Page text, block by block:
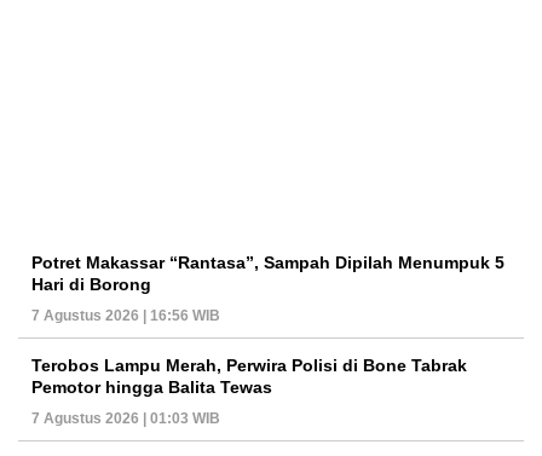
Potret Makassar “Rantasa”, Sampah Dipilah Menumpuk 5
Hari di Borong
7 Agustus 2026 | 16:56 WIB
Terobos Lampu Merah, Perwira Polisi di Bone Tabrak
Pemotor hingga Balita Tewas
7 Agustus 2026 | 01:03 WIB